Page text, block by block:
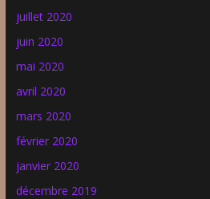
juillet 2020
juin 2020
mai 2020
avril 2020
mars 2020
février 2020
janvier 2020
décembre 2019